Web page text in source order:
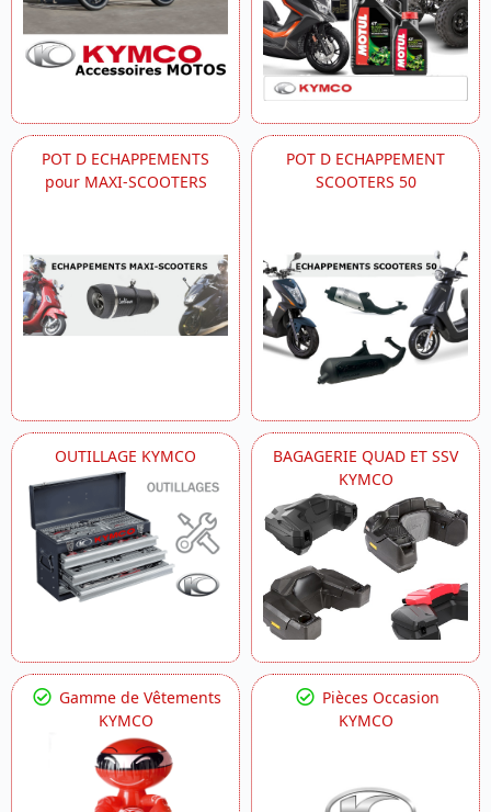
POT D ECHAPPEMENTS
pour MAXI-SCOOTERS
POT D ECHAPPEMENT
SCOOTERS 50
OUTILLAGE KYMCO
BAGAGERIE QUAD ET SSV
KYMCO
Gamme de Vêtements
KYMCO
Pièces Occasion
KYMCO